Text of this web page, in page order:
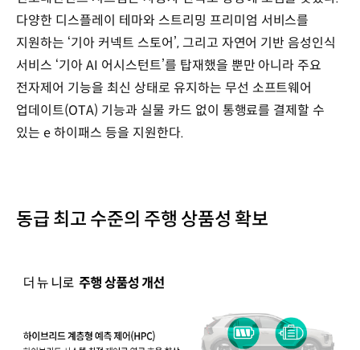
다양한 디스플레이 테마와 스트리밍 프리미엄 서비스를
지원하는 ‘기아 커넥트 스토어’, 그리고 자연어 기반 음성인식
서비스 ‘기아 AI 어시스턴트’를 탑재했을 뿐만 아니라 주요
전자제어 기능을 최신 상태로 유지하는 무선 소프트웨어
업데이트(OTA) 기능과 실물 카드 없이 통행료를 결제할 수
있는 e 하이패스 등을 지원한다.
동급 최고 수준의 주행 상품성 확보